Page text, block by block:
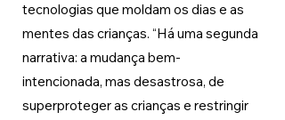
tecnologias que moldam os dias e as
mentes das crianças. “Há uma segunda
narrativa: a mudança bem-
intencionada, mas desastrosa, de
superproteger as crianças e restringir